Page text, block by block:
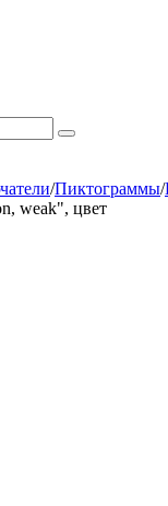
/Пиктограммы/
weak", цвет